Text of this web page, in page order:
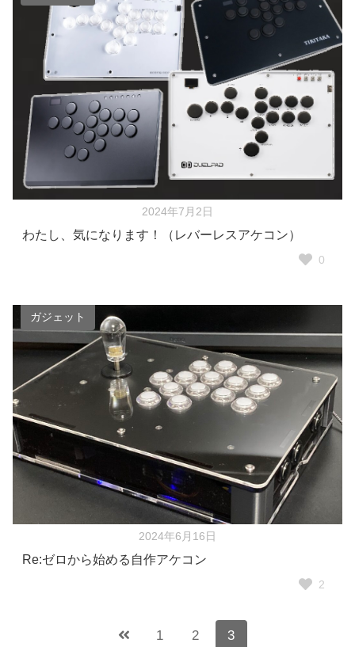
2024年7月2日
わたし、気になります！（レバーレスアケコン）
0
ガジェット
2024年6月16日
Re:ゼロから始める自作アケコン
2
1 2 3